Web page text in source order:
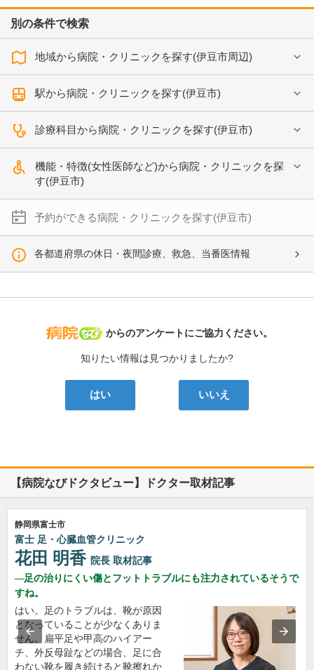
別の条件で検索
地域から病院・クリニックを探す(伊豆市周辺)
駅から病院・クリニックを探す(伊豆市)
診療科目から病院・クリニックを探す(伊豆市)
機能・特徴(女性医師など)から病院・クリニックを探
す(伊豆市)
予約ができる病院・クリニックを探す(伊豆市)
各都道府県の休日・夜間診療、救急、当番医情報
病院なび
からのアンケートにご協力ください。
知りたい情報は見つかりましたか?
はい いいえ
【病院なびドクタビュー】ドクター取材記事
静岡県富士市
富士 足・心臓血管クリニック
花田 明香 院長 取材記事
足の治りにくい傷とフットトラブルにも注力されているそうで
すね。
はい。足のトラブルは、靴が原因
となっていることが少なくありま
せん。扁平足や甲高のハイアー
チ、外反母趾などの場合、足に合
わない靴を履き続けると靴擦れか